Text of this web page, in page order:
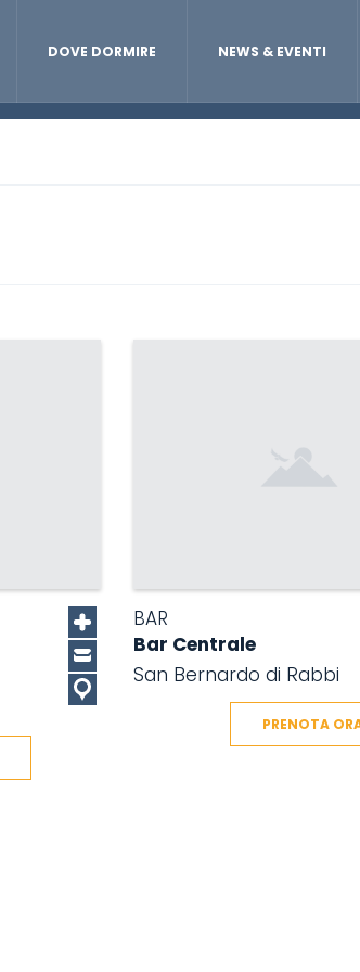
DOVE DORMIRE NEWS & EVENTI
BAR
Bar Centrale
San Bernardo di Rabbi
PRENOTA